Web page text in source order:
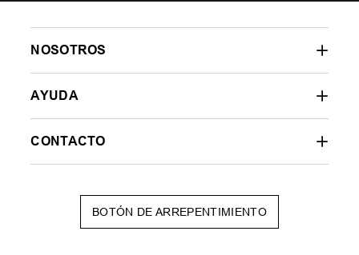
NOSOTROS
AYUDA
CONTACTO
BOTÓN DE ARREPENTIMIENTO